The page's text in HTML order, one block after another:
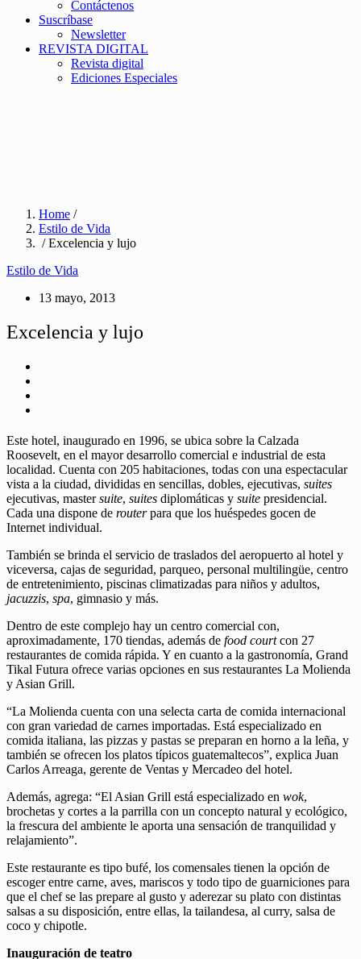
Contáctenos
Suscríbase
Newsletter
REVISTA DIGITAL
Revista digital
Ediciones Especiales
Home /
Estilo de Vida
/ Excelencia y lujo
Estilo de Vida
13 mayo, 2013
Excelencia y lujo
Este hotel, inaugurado en 1996, se ubica sobre la Calzada
Roosevelt, en el mayor desarrollo comercial e industrial de esta
localidad. Cuenta con 205 habitaciones, todas con una espectacular
vista a la ciudad, divididas en sencillas, dobles, ejecutivas, suites
ejecutivas, mastersuite, suites diplomáticas y suite presidencial.
Cada una dispone de routerpara que los huéspedes gocen de
Internet individual.
También se brinda el servicio de traslados del aeropuerto al hotel y
viceversa, cajas de seguridad, parqueo, personal multilingüe, centro
de entretenimiento, piscinas climatizadas para niños y adultos,
jacuzzis, spa, gimnasio y más.
Dentro de este complejo hay un centro comercial con,
aproximadamente, 170 tiendas, además de food courtcon 27
restaurantes de comida rápida. Y en cuanto a la gastronomía, Grand
Tikal Futura ofrece varias opciones en sus restaurantes La Molienda
y Asian Grill.
“La Molienda cuenta con una selecta carta de comida internacional
con gran variedad de carnes importadas. Está especializado en
comida italiana, las pizzas y pastas se preparan en horno a la leña, y
también se ofrecen los platos típicos guatemaltecos”, explica Juan
Carlos Arreaga, gerente de Ventas y Mercadeo del hotel.
Además, agrega: “El Asian Grill está especializado en wok,
brochetas y cortes a la parrilla con un concepto natural y ecológico,
la frescura del ambiente le aporta una sensación de tranquilidad y
relajamiento”.
Este restaurante es tipo bufé, los comensales tienen la opción de
escoger entre carne, aves, mariscos y todo tipo de guarniciones para
que el chef se las prepare al gusto y aderezar su plato con distintas
salsas a su disposición, entre ellas, la tailandesa, al curry, salsa de
coco y chipotle.
Inauguración de teatro